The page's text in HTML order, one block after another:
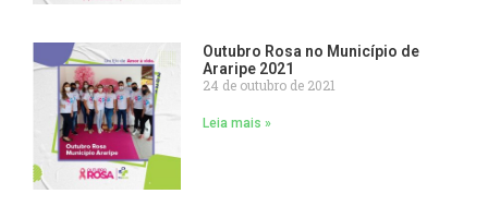
Outubro Rosa no Município de
Araripe 2021
24 de outubro de 2021
Leia mais »